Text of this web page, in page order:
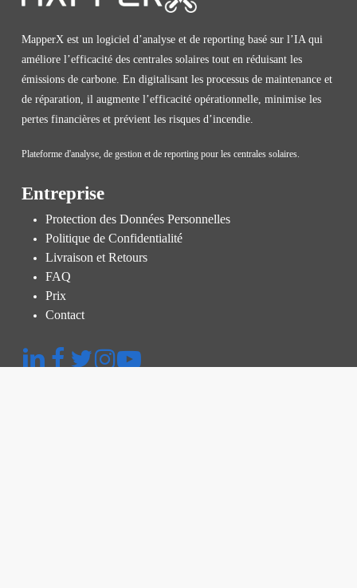
MapperX est un logiciel d’analyse et de reporting basé sur l’IA qui
améliore l’efficacité des centrales solaires tout en réduisant les
émissions de carbone. En digitalisant les processus de maintenance et
de réparation, il augmente l’efficacité opérationnelle, minimise les
pertes financières et prévient les risques d’incendie.
Plateforme d'analyse, de gestion et de reporting pour les centrales solaires.
Entreprise
Protection des Données Personnelles
Politique de Confidentialité
Livraison et Retours
FAQ
Prix
Contact